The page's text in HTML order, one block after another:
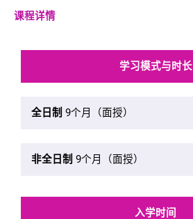
课程详情
学习模式与时长
全日制 9个月（面授）
非全日制 9个月（面授）
入学时间